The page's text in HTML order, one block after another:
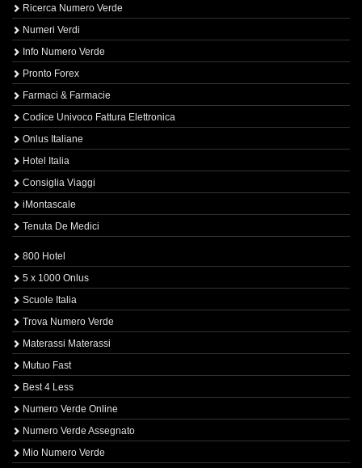
Ricerca Numero Verde
Numeri Verdi
Info Numero Verde
Pronto Forex
Farmaci & Farmacie
Codice Univoco Fattura Elettronica
Onlus Italiane
Hotel Italia
Consiglia Viaggi
iMontascale
Tenuta De Medici
800 Hotel
5 x 1000 Onlus
Scuole Italia
Trova Numero Verde
Materassi Materassi
Mutuo Fast
Best 4 Less
Numero Verde Online
Numero Verde Assegnato
Mio Numero Verde